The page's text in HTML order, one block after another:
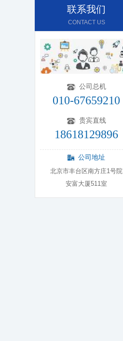
联系我们
CONTACT US
公司总机
010-67659210
贵宾直线
18618129896
公司地址
北京市丰台区南方庄1号院
安富大厦511室